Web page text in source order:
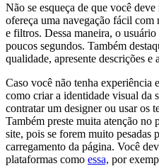
Não se esqueça de que você
ofereça uma navegação fácil com
e filtros. Dessa maneira, o
poucos segundos. Também
qualidade, apresente descrições e
Caso você não tenha experiência
como criar a identidade visual da
contratar um designer ou usar os
Também preste muita atenção no
site, pois se forem muito pesadas
carregamento da página. Você
plataformas como essa, por